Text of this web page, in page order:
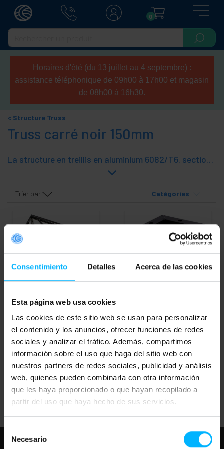
Consentimiento Detalles Acerca de las cookies
Esta página web usa cookies
Las cookies de este sitio web se usan para personalizar
el contenido y los anuncios, ofrecer funciones de redes
sociales y analizar el tráfico. Además, compartimos
información sobre el uso que haga del sitio web con
nuestros partners de redes sociales, publicidad y análisis
web, quienes pueden combinarla con otra información
que les haya proporcionado o que hayan recopilado a
partir del uso que haya hecho de sus servicios.
Selección
Necesario
0
Horaires d'été (du 13 juillet au 4 septembre) :
assistance téléphonique de 09h00 à 17h00 et magasin
de 08h00 à 16h30.
Structure Truss
Truss carré noir 150mm
La structure en treillis en aluminium 6082/T6. section de renfort est 150mm côté carré. Différentes fermes permettent la fixation de composants avec des boulons M8. Facile à installer et à configurer en fonction des besoins du client. Idéal pour une utilisation sur scène, stades, stand, les exposants, cabines de DJ, clubs, concerts, tels que les luminaires, les structures d'appui, etc. Facile à monter, démonter ettransport. Il est léger et durable, grâce à laquelle est réalisée en aluminium. Résistance externe comme l'aluminium ne rouille pas.
Trier par Catégories
OUTLET80%
BEMATIK
Truss carré de
150mm de noir en
aluminium de type T
PVP
119,02
23,80 €
23,80 €VAT inc.
PVD
101,48€
20,30 €
Livraison immédiateREF: XT036
Quantité
Truss 150mm
aluminium carré union
de cube noir
PVP
34,72
6,94€
6,94€ VAT inc.
PVD
29,60
5,92€
Livraison immédiateREF: XT039
Quantité
Besoin d'aide?